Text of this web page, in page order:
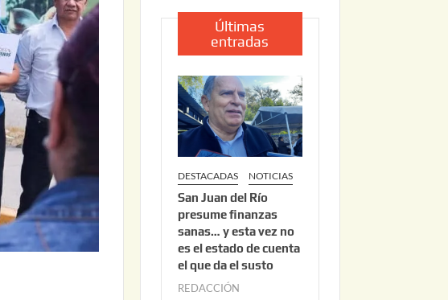
Últimas
entradas
DESTACADAS NOTICIAS
San Juan del Río
presume finanzas
sanas… y esta vez no
es el estado de cuenta
el que da el susto
REDACCIÓN